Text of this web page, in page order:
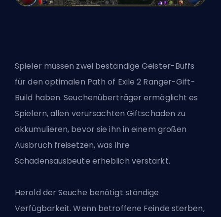
Spieler müssen zwei beständige Geister-Buffs
für den optimalen Path of Exile 2 Ranger-Gift-
Build haben. Seuchenüberträger ermöglicht es
Spielern, allen verursachten Giftschaden zu
akkumulieren, bevor sie ihn in einem großen
Ausbruch freisetzen, was ihre
Schadensausbeute erheblich verstärkt.
Herold der Seuche benötigt ständige
Verfügbarkeit. Wenn betroffene Feinde sterben,